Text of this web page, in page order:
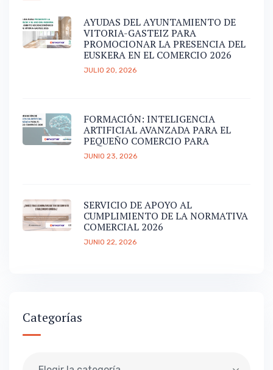
AYUDAS DEL AYUNTAMIENTO DE
VITORIA-GASTEIZ PARA
PROMOCIONAR LA PRESENCIA DEL
EUSKERA EN EL COMERCIO 2026
JULIO 20, 2026
FORMACIÓN: INTELIGENCIA
ARTIFICIAL AVANZADA PARA EL
PEQUEÑO COMERCIO PARA
JUNIO 23, 2026
SERVICIO DE APOYO AL
CUMPLIMIENTO DE LA NORMATIVA
COMERCIAL 2026
JUNIO 22, 2026
Categorías